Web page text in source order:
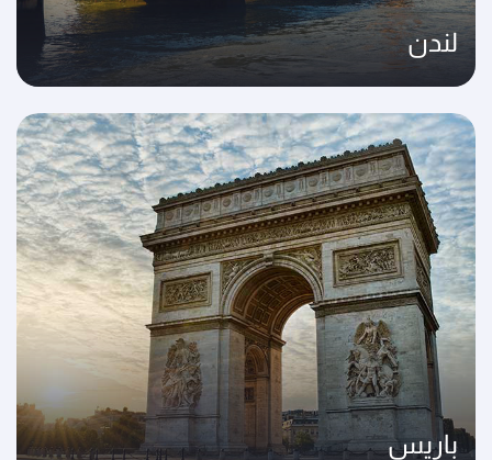
لندن
باريس